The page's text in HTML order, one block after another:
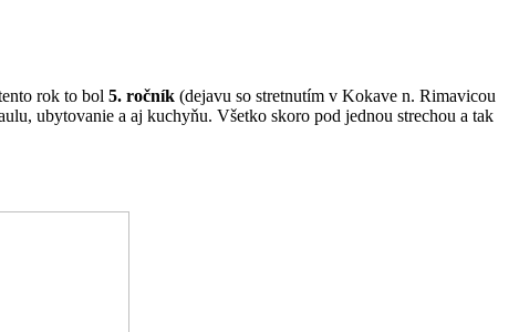
rok to bol 5. ročník (dejavu so stretnutím v Kokave n. Rimavicou
ubytovanie a aj kuchyňu. Všetko skoro pod jednou strechou a tak